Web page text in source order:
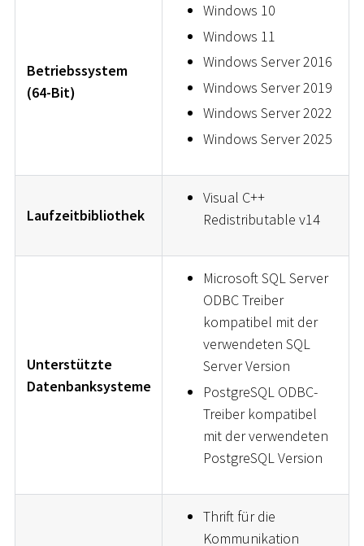
Betriebssystem
(64-Bit)
Windows 10
Windows 11
Windows Server 2016
Windows Server 2019
Windows Server 2022
Windows Server 2025
Laufzeitbibliothek
Visual C++
Redistributable v14
Unterstützte
Datenbanksysteme
Microsoft SQL Server
ODBC Treiber
kompatibel mit der
verwendeten SQL
Server Version
PostgreSQL ODBC-
Treiber kompatibel
mit der verwendeten
PostgreSQL Version
Thrift für die
Kommunikation